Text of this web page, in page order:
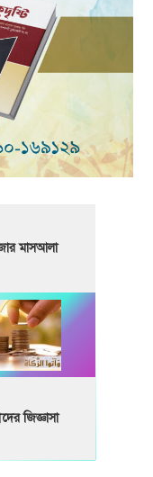
মাসআলা
জিজ্ঞাসা